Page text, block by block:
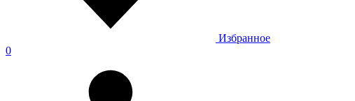
Избранное
0